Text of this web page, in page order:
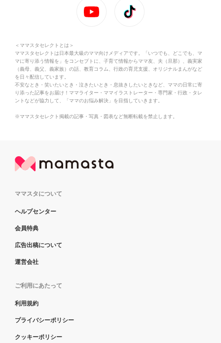
＜ママスタセレクトとは＞
ママスタセレクトは日本最大級のママ向けメディアです。「いつでも、どこでも、マ
マに寄り添う情報を」をコンセプトに、子育て情報からママ友、夫（旦那）、義実家
（義母、義父、義家族）の話、教育コラム、行政の育児支援、オリジナルまんがなど
を日々配信しています。
不安なとき・笑いたいとき・泣きたいとき・息抜きしたいときなど、ママの日常に寄
り添った記事をお届け！ママライター・ママイラストレーター・専門家・行政・タレ
ントなどが協力して、「ママのお悩み解決」を目指していきます。
※ママスタセレクト掲載の記事・写真・図表など無断転載を禁止します。
ママスタについて
ヘルプセンター
会員特典
広告出稿について
運営会社
ご利用にあたって
利用規約
プライバシーポリシー
クッキーポリシー